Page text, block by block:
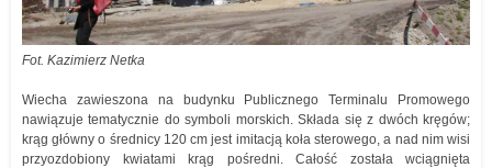
Fot. Kazimierz Netka
Wiecha zawieszona na budynku Publicznego Terminalu Promowego
nawiązuje tematycznie do symboli morskich. Składa się z dwóch kręgów;
krąg główny o średnicy 120 cm jest imitacją koła sterowego, a nad nim wisi
przyozdobiony kwiatami krąg pośredni. Całość została wciągnięta